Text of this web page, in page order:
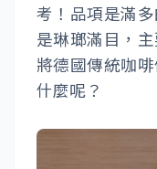
考！品項是滿
是琳瑯滿目，
將德國傳統咖
什麼呢？